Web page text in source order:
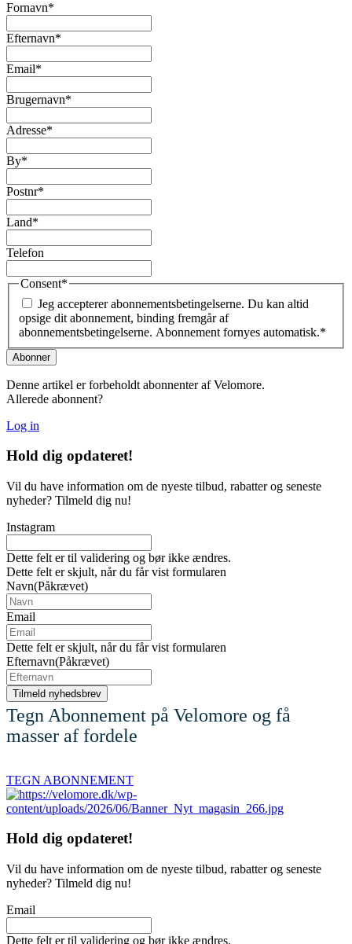
Fornavn*
Efternavn*
Email*
Brugernavn*
Adresse*
By*
Postnr*
Land*
Telefon
Consent*
Jeg accepterer abonnementsbetingelserne. Du kan altid
opsige dit abonnement, binding fremgår af
abonnementsbetingelserne. Abonnement fornyes automatisk.*
Denne artikel er forbeholdt abonnenter af Velomore.
Allerede abonnent?
Log in
Hold dig opdateret!
Vil du have information om de nyeste tilbud, rabatter og seneste
nyheder? Tilmeld dig nu!
Instagram
Dette felt er til validering og bør ikke ændres.
Dette felt er skjult, når du får vist formularen
Navn(Påkrævet)
Email
Dette felt er skjult, når du får vist formularen
Efternavn(Påkrævet)
Tegn Abonnement på Velomore og få
masser af fordele
TEGN ABONNEMENT
Hold dig opdateret!
Vil du have information om de nyeste tilbud, rabatter og seneste
nyheder? Tilmeld dig nu!
Email
Dette felt er til validering og bør ikke ændres.